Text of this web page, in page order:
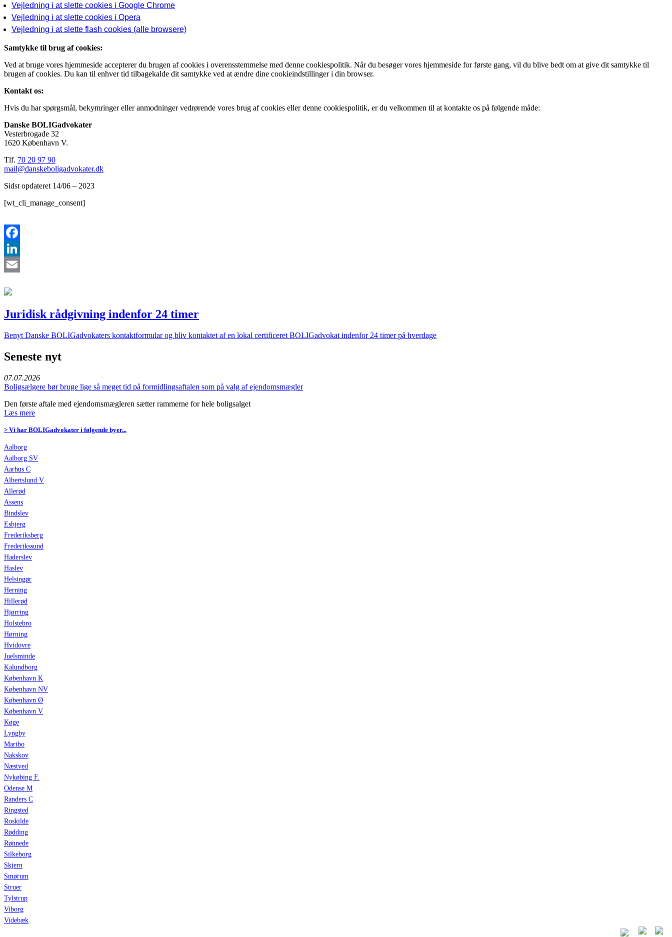
Vejledning i at slette cookies i Google Chrome
Vejledning i at slette cookies i Opera
Vejledning i at slette flash cookies (alle browsere)
Samtykke til brug af cookies:
Ved at bruge vores hjemmeside accepterer du brugen af cookies i overensstemmelse med denne cookiespolitik. Når du besøger vores hjemmeside for første gang, vil du blive bedt om at give dit samtykke til
brugen af cookies. Du kan til enhver tid tilbagekalde dit samtykke ved at ændre dine cookieindstillinger i din browser.
Kontakt os:
Hvis du har spørgsmål, bekymringer eller anmodninger vedrørende vores brug af cookies eller denne cookiespolitik, er du velkommen til at kontakte os på følgende måde:
Danske BOLIGadvokater
Vesterbrogade 32
1620 København V.
Tlf. 70 20 97 90
mail@danskeboligadvokater.dk
Sidst opdateret 14/06 – 2023
[wt_cli_manage_consent]
Facebook
LinkedIn
Juridisk rådgivning indenfor 24 timer
Benyt Danske BOLIGadvokaters kontaktformular og bliv kontaktet af en lokal certificeret BOLIGadvokat indenfor 24 timer på hverdage
Seneste nyt
07.07.2026
Boligsælgere bør bruge lige så meget tid på formidlingsaftalen som på valg af ejendomsmægler
Den første aftale med ejendomsmægleren sætter rammerne for hele boligsalget
Læs mere
> Vi har BOLIGadvokater i følgende byer...
Aalborg
Aalborg SV
Aarhus C
Albertslund V
Allerød
Assens
Bindslev
Esbjerg
Frederiksberg
Frederikssund
Haderslev
Haslev
Helsingør
Herning
Hillerød
Hjørring
Holstebro
Hørning
Hvidovre
Juelsminde
Kalundborg
København K
København NV
København Ø
København V
Køge
Lyngby
Maribo
Nakskov
Næstved
Nykøbing F.
Odense M
Randers C
Ringsted
Roskilde
Rødding
Rønnede
Silkeborg
Skjern
Smørum
Struer
Tylstrup
Viborg
Videbæk